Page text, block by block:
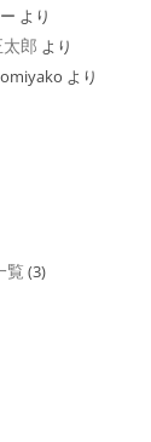
より
郎 より
より
覧 (3)